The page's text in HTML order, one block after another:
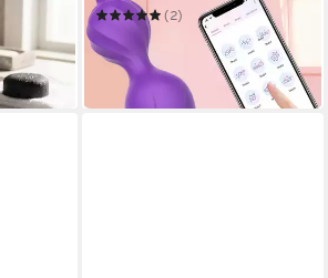
Silikon Beckenbodenkugel
(2)
49,99 € 59,99 €
-17%
lieferbar in 5 Wochen